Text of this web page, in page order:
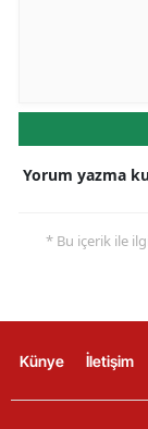
Yorum yazma
* Bu içerik ile
Künye İletişim